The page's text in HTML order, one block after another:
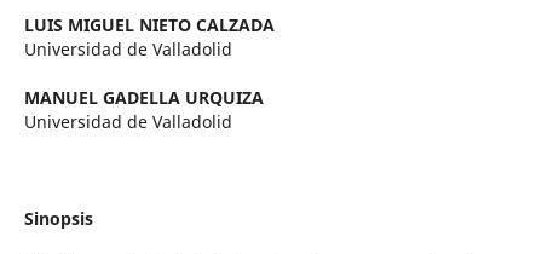
LUIS MIGUEL NIETO CALZADA
Universidad de Valladolid
MANUEL GADELLA URQUIZA
Universidad de Valladolid
Sinopsis